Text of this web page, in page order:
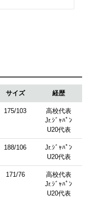
サイズ 経歴
175/103
高校代表
Jr.ｼﾞｬﾊﾟﾝ
U20代表
188/106
Jr.ｼﾞｬﾊﾟﾝ
U20代表
171/76
高校代表
Jr.ｼﾞｬﾊﾟﾝ
U20代表